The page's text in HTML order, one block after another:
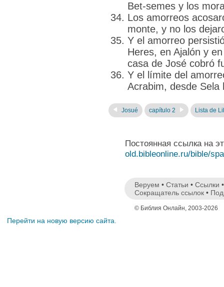
Bet-semes y los
Los amorreos
monte, y no los
Y el amorreo
Heres, en Ajalón y
casa de José cobró
Y el límite del
Acrabim, desde Sela
Josué capítulo 2 Lista de
Постоянная ссылка на
old.bibleonline.ru/bible/
Веруем • Статьи • Ссылки
Сокращатель ссылок •
© Библия Онлайн, 2003-2026
Перейти на новую версию сайта.